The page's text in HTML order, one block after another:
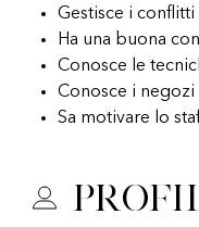
Gestisce i
Ha una buona
Conosce le
Conosce i
Sa motivare lo